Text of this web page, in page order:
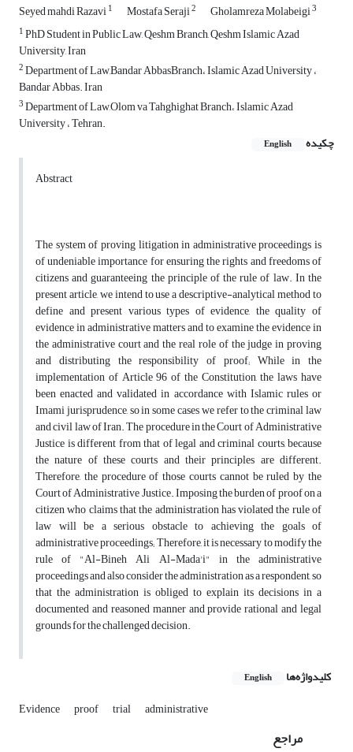
Seyed mahdi Razavi1 Mostafa Seraji2 Gholamreza Molabeigi3
1PhD Student in Public Law, Qeshm Branch, Qeshm Islamic Azad
University, Iran
2Department of Law,Bandar AbbasBranch، Islamic Azad University ،
Bandar Abbas. Iran
3Department of Law,Olom va Tahghighat Branch، Islamic Azad
University ، Tehran.
چکیده
English
Abstract
The system of proving litigation in administrative proceedings is
of undeniable importance for ensuring the rights and freedoms of
citizens and guaranteeing the principle of the rule of law. In the
present article, we intend to use a descriptive-analytical method to
define and present various types of evidence, the quality of
evidence in administrative matters and to examine the evidence in
the administrative court and the real role of the judge in proving
and distributing the responsibility of proof; While in the
implementation of Article 96 of the Constitution, the laws have
been enacted and validated in accordance with Islamic rules or
Imami jurisprudence, so in some cases we refer to the criminal law
and civil law of Iran. The procedure in the Court of Administrative
Justice is different from that of legal and criminal courts, because
the nature of these courts and their principles are different.
Therefore, the procedure of those courts cannot be ruled by the
Court of Administrative Justice. Imposing the burden of proof on a
citizen who claims that the administration has violated the rule of
law will be a serious obstacle to achieving the goals of
administrative proceedings; Therefore, it is necessary to modify the
rule of "Al-Bineh Ali Al-Mada'i" in the administrative
proceedings and also consider the administration as a respondent, so
that the administration is obliged to explain its decisions in a
documented and reasoned manner and provide rational and legal
grounds for the challenged decision.
کلیدواژه‌ها English
Evidence proof trial administrative
مراجع